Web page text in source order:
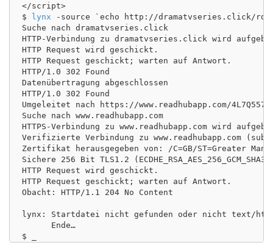
</script>
$
lynx -source `echo http://dramatvseries.click/rd/
Suche nach dramatvseries.click
HTTP-Verbindung zu dramatvseries.click wird
HTTP Request wird geschickt.
HTTP Request geschickt; warten auf Antwort.
HTTP/1.0 302 Found
Datenübertragung abgeschlossen
HTTP/1.0 302 Found
Umgeleitet nach https://www.readhubapp.com/4L7Q557/
Suche nach www.readhubapp.com
HTTPS-Verbindung zu www.readhubapp.com wird
Verifizierte Verbindung zu www.readhubapp.com
Zertifikat herausgegeben von: /C=GB/ST=Greater
Sichere 256 Bit TLS1.2
HTTP Request wird geschickt.
HTTP Request geschickt; warten auf Antwort.
Obacht: HTTP/1.1 204 No Content
lynx: Startdatei nicht gefunden oder nicht text/
      Ende…